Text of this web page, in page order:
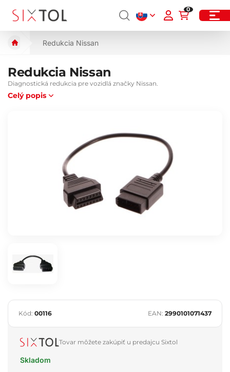
0
Redukcia Nissan
Redukcia Nissan
Diagnostická redukcia pre vozidlá značky Nissan.
Celý popis
Kód: 00116 EAN: 2990101071437
Tovar môžete zakúpiť u predajcu Sixtol
Skladom